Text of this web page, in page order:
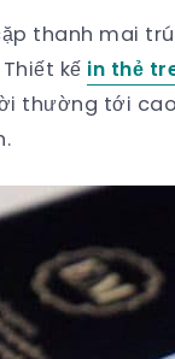
thanh mai
kế in thẻ
thường tới